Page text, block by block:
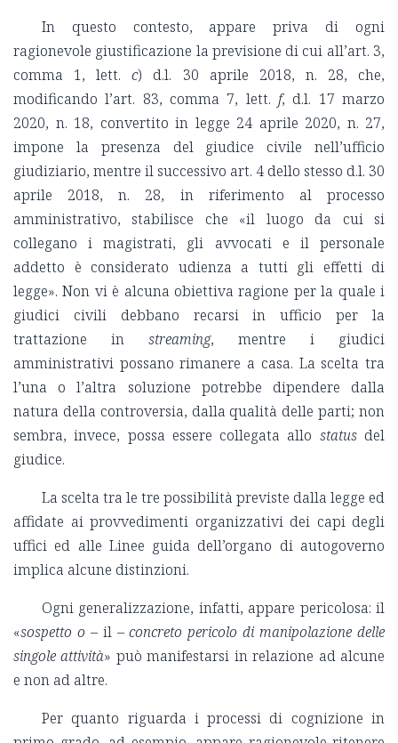
In questo contesto, appare priva di ogni
ragionevole giustificazione la previsione di cui all’art. 3,
comma 1, lett.c) d.l. 30 aprile 2018, n. 28, che,
modificando l’art. 83, comma 7, lett. f, d.l. 17 marzo
2020, n. 18, convertito in legge 24 aprile 2020, n. 27,
impone la presenza del giudice civile nell’ufficio
giudiziario, mentre il successivo art. 4 dello stesso d.l. 30
aprile 2018, n. 28, in riferimento al processo
amministrativo, stabilisce che «il luogo da cui si
collegano i magistrati, gli avvocati e il personale
addetto è considerato udienza a tutti gli effetti di
legge». Non vi è alcuna obiettiva ragione per la quale i
giudici civili debbano recarsi in ufficio per la
trattazione in streaming, mentre i giudici
amministrativi possano rimanere a casa. La scelta tra
l’una o l’altra soluzione potrebbe dipendere dalla
natura della controversia, dalla qualità delle parti; non
sembra, invece, possa essere collegata allo statusdel
giudice.
La scelta tra le tre possibilità previste dalla legge ed
affidate ai provvedimenti organizzativi dei capi degli
uffici ed alle Linee guida dell’organo di autogoverno
implica alcune distinzioni.
Ogni generalizzazione, infatti, appare pericolosa: il
«sospetto o – il –concreto pericolo di manipolazione delle
singole attività» può manifestarsi in relazione ad alcune
e non ad altre.
Per quanto riguarda i processi di cognizione in